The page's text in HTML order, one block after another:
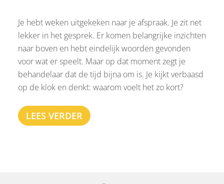
Je hebt weken uitgekeken naar je afspraak. Je zit net
lekker in het gesprek. Er komen belangrijke inzichten
naar boven en hebt eindelijk woorden gevonden
voor wat er speelt. Maar op dat moment zegt je
behandelaar dat de tijd bijna om is. Je kijkt verbaasd
op de klok en denkt: waarom voelt het zo kort?
LEES VERDER